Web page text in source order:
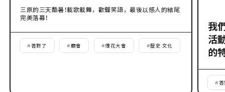
三原的三天酷暑！載歌載舞，歡聲笑語，最後以感人的結尾
完美落幕！
# 答對了 #廟會 #煙花大會 #歷史·文化
我
活
的
#